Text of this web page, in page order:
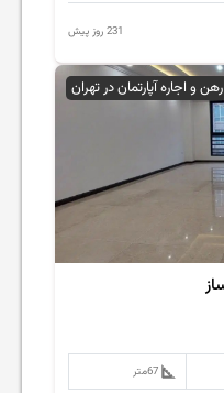
231 روز پیش
رهن و اجاره آپارتمان در تهران
67متر